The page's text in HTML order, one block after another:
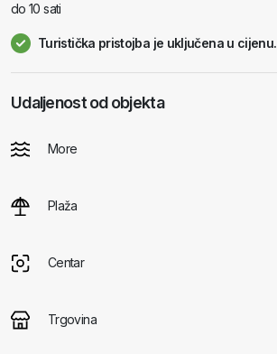
do 10 sati
Turistička pristojba je uključena u cijenu.
Udaljenost od objekta
More
Plaža
Centar
Trgovina